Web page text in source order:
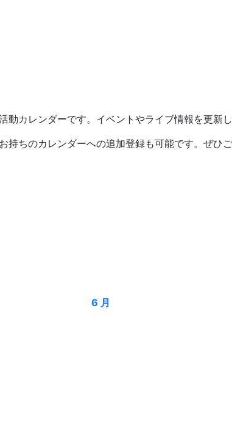
動カレンダーです。イベントやライブ情報を更新し
持ちのカレンダーへの追加登録も可能です。ぜひご
6 月